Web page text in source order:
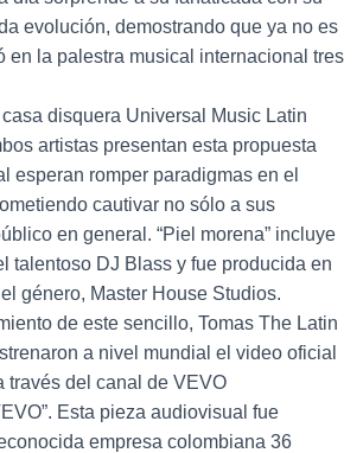
evolución, demostrando que ya no es
en la palestra musical internacional tres
disquera Universal Music Latin
artistas presentan esta propuesta
esperan romper paradigmas en el
cautivar no sólo a sus
en general. “Piel morena” incluye
talentoso DJ Blass y fue producida en
género, Master House Studios.
de este sencillo, Tomas The Latin
a nivel mundial el video oficial
través del canal de VEVO
Esta pieza audiovisual fue
empresa colombiana 36